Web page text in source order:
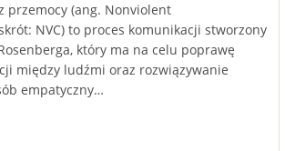
przemocy (ang. Nonviolent
NVC) to proces komunikacji stworzony
który ma na celu poprawę
między ludźmi oraz rozwiązywanie
empatyczny…